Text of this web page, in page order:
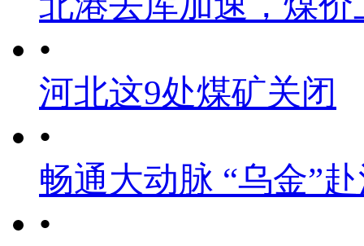
•
河北这9处煤矿关闭
•
畅通大动脉 “乌金”
•